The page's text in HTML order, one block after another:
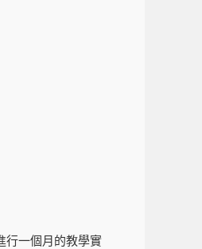
行一個月的教學實